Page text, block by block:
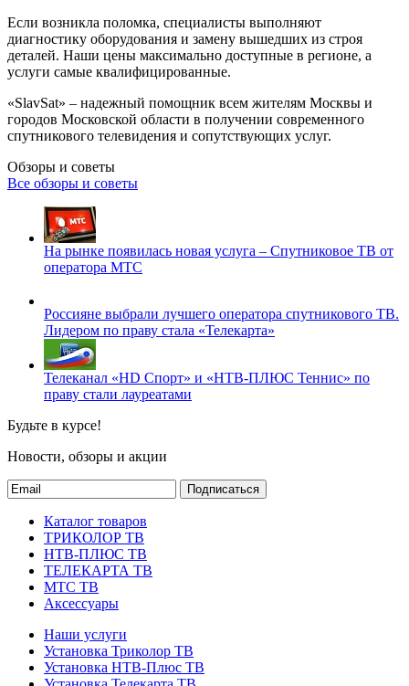
Если возникла поломка, специалисты выполняют
диагностику оборудования и замену вышедших из строя
деталей. Наши цены максимально доступные в регионе, а
услуги самые квалифицированные.
«SlavSat» – надежный помощник всем жителям Москвы и
городов Московской области в получении современного
спутникового телевидения и сопутствующих услуг.
Обзоры и советы
Все обзоры и советы
На рынке появилась новая услуга – Спутниковое ТВ от
оператора МТС
Россияне выбрали лучшего оператора спутникового ТВ.
Лидером по праву стала «Телекарта»
Телеканал «HD Спорт» и «НТВ-ПЛЮС Теннис» по
праву стали лауреатами
Будьте в курсе!
Новости, обзоры и акции
Подписаться
Каталог товаров
ТРИКОЛОР ТВ
НТВ-ПЛЮС ТВ
ТЕЛЕКАРТА ТВ
МТС ТВ
Аксессуары
Наши услуги
Установка Триколор ТВ
Установка НТВ-Плюс ТВ